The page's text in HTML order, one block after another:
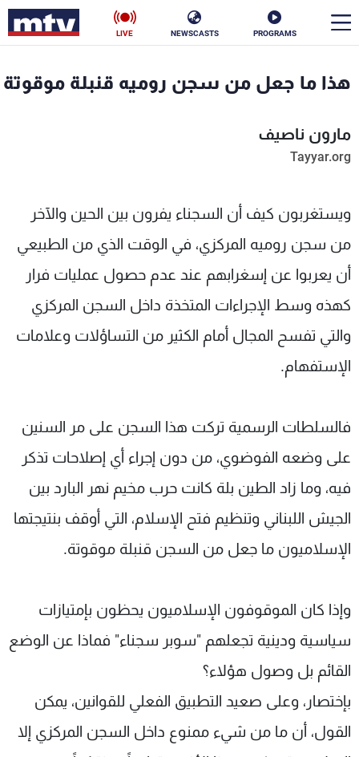
PROGRAMS
NEWSCASTS
LIVE
هذا ما جعل من سجن روميه قنبلة موقوتة
مارون ناصيف
Tayyar.org
ويستغربون كيف أن السجناء يفرون بين الحين والآخر
من سجن روميه المركزي، في الوقت الذي من الطبيعي
أن يعربوا عن إسغرابهم عند عدم حصول عمليات فرار
كهذه وسط الإجراءات المتخذة داخل السجن المركزي
والتي تفسح المجال أمام الكثير من التساؤلات وعلامات
الإستفهام.
فالسلطات الرسمية تركت هذا السجن على مر السنين
على وضعه الفوضوي، من دون إجراء أي إصلاحات تذكر
فيه، وما زاد الطين بلة كانت حرب مخيم نهر البارد بين
الجيش اللبناني وتنظيم فتح الإسلام، التي أوقف بنتيجتها
الإسلاميون ما جعل من السجن قنبلة موقوتة.
وإذا كان الموقوفون الإسلاميون يحظون بإمتيازات
سياسية ودينية تجعلهم "سوبر سجناء" فماذا عن الوضع
القائم بل وصول هؤلاء؟
بإختصار، وعلى صعيد التطبيق الفعلي للقوانين، يمكن
القول، أن ما من شيء ممنوع داخل السجن المركزي إلا
سياسة
منوعات رياضة
البرامج
شاهد البرامج
عن MTV
الإنـتـاج
لاعلاناتكم
تواصل معنا
شروط الإسـتخدام
سياسة الخصوصية